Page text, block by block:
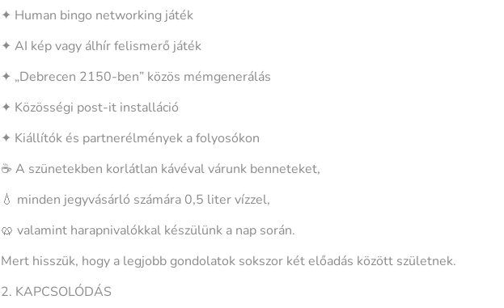
✦ Human bingo networking játék
✦ AI kép vagy álhír felismerő játék
✦ „Debrecen 2150-ben” közös mémgenerálás
✦ Közösségi post-it installáció
✦ Kiállítók és partnerélmények a folyosókon
☕ A szünetekben korlátlan kávéval várunk benneteket,
💧 minden jegyvásárló számára 0,5 liter vízzel,
🥨 valamint harapnivalókkal készülünk a nap során.
Mert hisszük, hogy a legjobb gondolatok sokszor két előadás között születnek.
2. KAPCSOLÓDÁS